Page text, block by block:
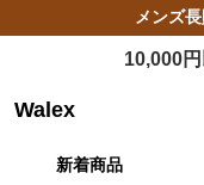
メンズ
10,000
Walex
新着商品